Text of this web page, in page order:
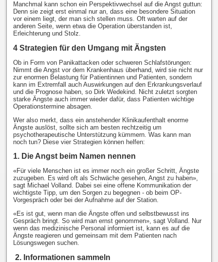
Manchmal kann schon ein Perspektivwechsel auf die Angst guttun:
Denn sie zeigt erst einmal nur an, dass eine besondere Situation
vor einem liegt, der man sich stellen muss. Oft warten auf der
anderen Seite, wenn etwa die Operation überstanden ist,
Erleichterung und Stolz.
4 Strategien für den Umgang mit Ängsten
Ob in Form von Panikattacken oder schweren Schlafstörungen:
Nimmt die Angst vor dem Krankenhaus überhand, wird sie nicht nur
zur enormen Belastung für Patientinnen und Patienten, sondern
kann im Extremfall auch Auswirkungen auf den Erkrankungsverlauf
und die Prognose haben, so Dirk Wedekind. Nicht zuletzt sorgten
starke Ängste auch immer wieder dafür, dass Patienten wichtige
Operationstermine absagen.
Wer also merkt, dass ein anstehender Klinikaufenthalt enorme
Ängste auslöst, sollte sich am besten rechtzeitig um
psychotherapeutische Unterstützung kümmern. Was kann man
noch tun? Diese vier Strategien können helfen:
1. Die Angst beim Namen nennen
«Für viele Menschen ist es immer noch ein großer Schritt, Ängste
zuzugeben. Es wird oft als Schwäche gesehen, Angst zu haben»,
sagt Michael Volland. Dabei sei eine offene Kommunikation der
wichtigste Tipp, um den Sorgen zu begegnen - ob beim OP-
Vorgespräch oder bei der Aufnahme auf der Station.
«Es ist gut, wenn man die Ängste offen und selbstbewusst ins
Gespräch bringt. So wird man ernst genommen», sagt Volland. Nur
wenn das medizinische Personal informiert ist, kann es auf die
Ängste reagieren und gemeinsam mit dem Patienten nach
Lösungswegen suchen.
2. Informationen sammeln